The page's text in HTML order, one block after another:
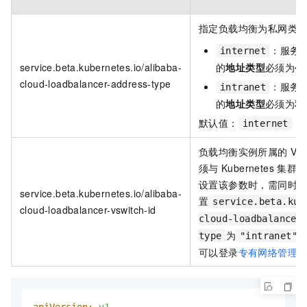
service.beta.kubernetes.io/alibaba-
cloud-loadbalancer-address-type
指定负载均衡为私网类
internet
：服务
的地址类型必须为公
intranet
：服务
的地址类型必须为私
默认值：
internet
service.beta.kubernetes.io/alibaba-
cloud-loadbalancer-vswitch-id
负载均衡实例所属的
须与 Kubernetes 集群
设置该参数时，需同时设
置
cloud-
type 为 "intranet"
可以登录专有网络管理